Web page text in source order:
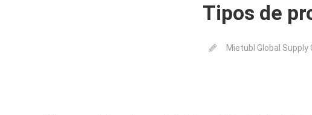
Tipos de
Mietubl Global Supply